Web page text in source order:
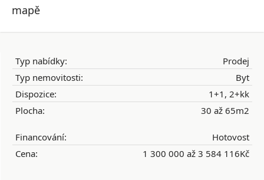
mapě
Typ nabídky:
Prodej
Typ nemovitosti:
Byt
Dispozice:
1+1, 2+kk
Plocha:
30 až 65m2
Financování:
Hotovost
Cena:
1 300 000 až 3 584 116Kč